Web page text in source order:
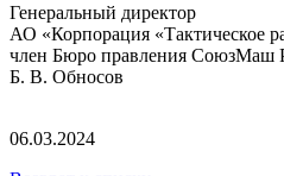
Генеральный директор
АО «Корпорация «Тактическое
член Бюро правления СоюзМаш
Б. В. Обносов
06.03.2024